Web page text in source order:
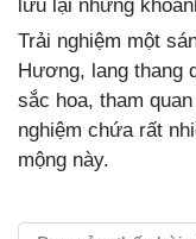
lưu lại những
Trải nghiệm một
Hương, lang thang
sắc hoa, tham
nghiệm chứa rất
mộng này.